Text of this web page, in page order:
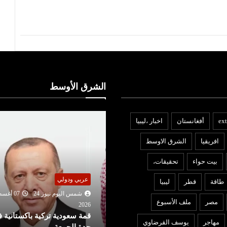
أفغانستان اخبار ،ليبيا
افريقيا الشرق الاوسط
بيت حواء تحقيقات،
طاقة قطر ليبيا
مصر ملف الأسبوع
مهاجر يوسف القرضاوي
الشرق الأوسط
عربي ودولي
شمس اليوم نيوز 24
07 أغسطس
سعودية تركية باكستانية في
عربي ودولي
شمس اليوم نيوز 24
06
2026
تعديل قواعد الجنسية